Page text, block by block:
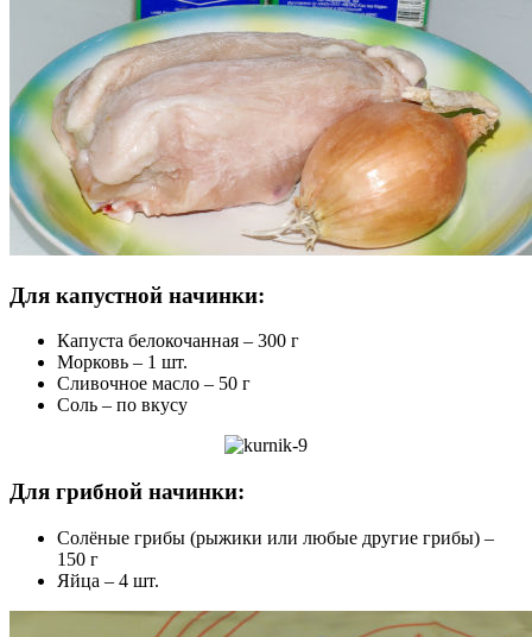
Для капустной начинки:
Капуста белокочанная – 300 г
Морковь – 1 шт.
Сливочное масло – 50 г
Соль – по вкусу
Для грибной начинки:
Солёные грибы (рыжики или любые другие грибы) –
150 г
Яйца – 4 шт.